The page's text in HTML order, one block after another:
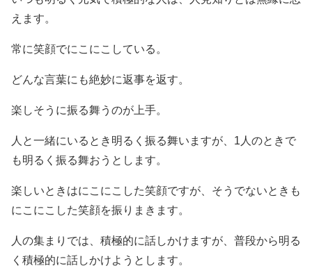
えます。
常に笑顔でにこにこしている。
どんな言葉にも絶妙に返事を返す。
楽しそうに振る舞うのが上手。
人と一緒にいるとき明るく振る舞いますが、1人のときで
も明るく振る舞おうとします。
楽しいときはにこにこした笑顔ですが、そうでないときも
にこにこした笑顔を振りまきます。
人の集まりでは、積極的に話しかけますが、普段から明る
く積極的に話しかけようとします。